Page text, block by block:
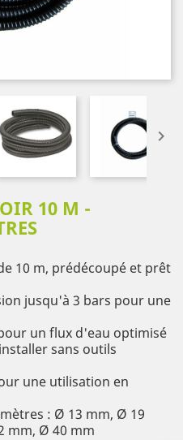

10 M -
10 m, prédécoupé et prêt
jusqu'à 3 bars pour une
un flux d'eau optimisé
sans outils
une utilisation en
: Ø 13 mm, Ø 19
mm, Ø 40 mm